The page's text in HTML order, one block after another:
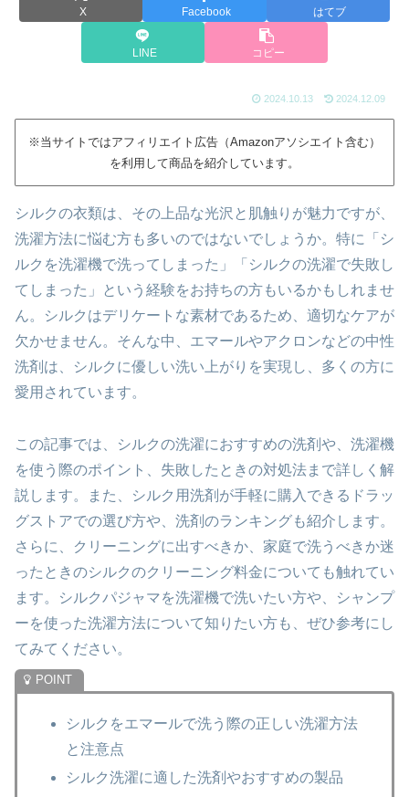
X Facebook はてブ
LINE コピー
2024.10.13 2024.12.09
※当サイトではアフィリエイト広告（Amazonアソシエイト含む）
を利用して商品を紹介しています。
シルクの衣類は、その上品な光沢と肌触りが魅力ですが、
洗濯方法に悩む方も多いのではないでしょうか。特に「シ
ルクを洗濯機で洗ってしまった」「シルクの洗濯で失敗し
てしまった」という経験をお持ちの方もいるかもしれませ
ん。シルクはデリケートな素材であるため、適切なケアが
欠かせません。そんな中、エマールやアクロンなどの中性
洗剤は、シルクに優しい洗い上がりを実現し、多くの方に
愛用されています。
この記事では、シルクの洗濯におすすめの洗剤や、洗濯機
を使う際のポイント、失敗したときの対処法まで詳しく解
説します。また、シルク用洗剤が手軽に購入できるドラッ
グストアでの選び方や、洗剤のランキングも紹介します。
さらに、クリーニングに出すべきか、家庭で洗うべきか迷
ったときのシルクのクリーニング料金についても触れてい
ます。シルクパジャマを洗濯機で洗いたい方や、シャンプ
ーを使った洗濯方法について知りたい方も、ぜひ参考にし
てみてください。
シルクをエマールで洗う際の正しい洗濯方法
と注意点
シルク洗濯に適した洗剤やおすすめの製品